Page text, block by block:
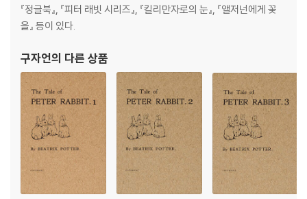
『정글북』, 『피터 래빗 시리즈』, 『킬리만자로의 눈』, 『앨저넌에게 꽃
을』 등이 있다.
구자언의 다른 상품